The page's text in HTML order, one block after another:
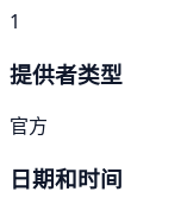
1
提供者类型
官方
日期和时间